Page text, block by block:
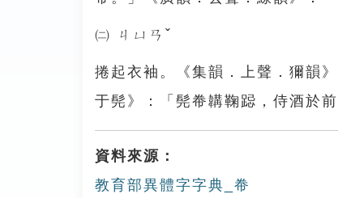
㈡ ㄐㄩㄢˇ
捲起衣袖。《集韻．上聲．獮韻
于髡》：「髡帣韝鞠跽，侍酒於
資料來源：
教育部異體字字典_帣